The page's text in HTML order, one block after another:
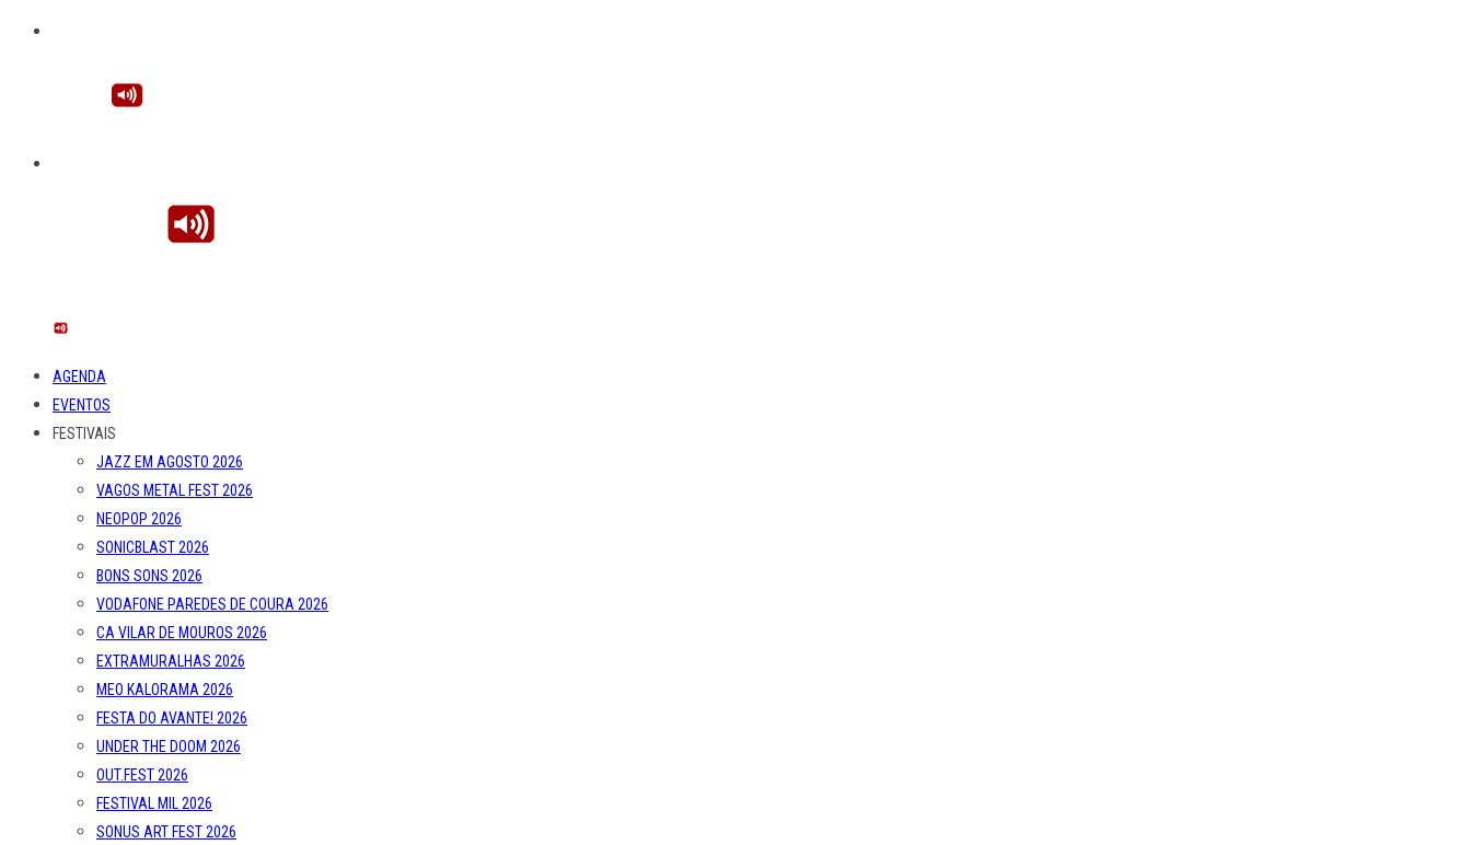
AGENDA
EVENTOS
FESTIVAIS
JAZZ EM AGOSTO 2026
VAGOS METAL FEST 2026
NEOPOP 2026
SONICBLAST 2026
BONS SONS 2026
VODAFONE PAREDES DE COURA 2026
CA VILAR DE MOUROS 2026
EXTRAMURALHAS 2026
MEO KALORAMA 2026
FESTA DO AVANTE! 2026
UNDER THE DOOM 2026
OUT.FEST 2026
FESTIVAL MIL 2026
SONUS ART FEST 2026